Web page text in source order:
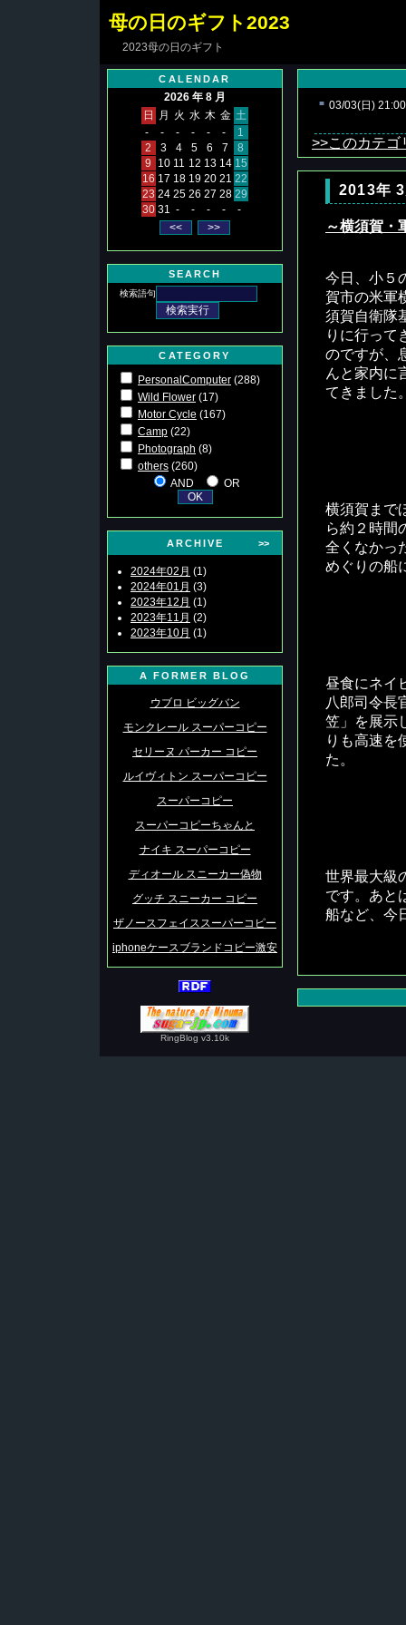
母の日のギフト2023
2023母の日のギフト
CALENDAR
2026 年 8 月
日
月 火 水 木 金 土
-
- - - - -
1
2
3 4 5 6 7
8
9
10 11 12 13 14 15
16 17 18 19 20 21 22
23 24 25 26 27 28 29
30 31 - - - - -
SEARCH
検索語句
CATEGORY
PersonalComputer (288)
Wild Flower (17)
Motor Cycle (167)
Camp (22)
Photograph (8)
others (260)
AND
OR
ARCHIVE >>
2024年02月 (1)
2024年01月 (3)
2023年12月 (1)
2023年11月 (2)
2023年10月 (1)
A FORMER BLOG
ウブロ ビッグバン
モンクレール スーパーコピー
セリーヌ パーカー コピー
ルイヴィトン スーパーコピー
スーパーコピー
スーパーコピーちゃんと
ナイキ スーパーコピー
ディオール スニーカー偽物
グッチ スニーカー コピー
ザノースフェイススーパーコピー
iphoneケースブランドコピー激安
RingBlog v3.10k
■ 03/03(日) 21:00
>>このカテゴ
2013年
～横須賀・
今日、小５
賀市の米軍
須賀自衛隊
りに行って
のですが、
んと家内に
てきました
横須賀まで
ら約２時間
全くなかっ
めぐりの船
昼食にネイ
八郎司令長
笠」を展示
りも高速を
た。
世界最大級
です。あと
船など、今